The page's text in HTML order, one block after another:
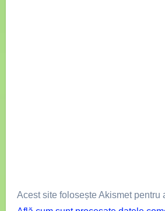
Acest site folosește Akismet pentru